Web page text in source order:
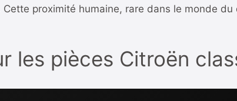
proximité humaine, rare dans le monde
les pièces Citroën